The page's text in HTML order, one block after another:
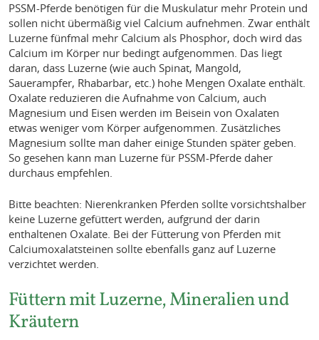
PSSM-Pferde benötigen für die Muskulatur mehr Protein und
sollen nicht übermäßig viel Calcium aufnehmen. Zwar enthält
Luzerne fünfmal mehr Calcium als Phosphor, doch wird das
Calcium im Körper nur bedingt aufgenommen. Das liegt
daran, dass Luzerne (wie auch Spinat, Mangold,
Sauerampfer, Rhabarbar, etc.) hohe Mengen Oxalate enthält.
Oxalate reduzieren die Aufnahme von Calcium, auch
Magnesium und Eisen werden im Beisein von Oxalaten
etwas weniger vom Körper aufgenommen. Zusätzliches
Magnesium sollte man daher einige Stunden später geben.
So gesehen kann man Luzerne für PSSM-Pferde daher
durchaus empfehlen.
Bitte beachten: Nierenkranken Pferden sollte vorsichtshalber
keine Luzerne gefüttert werden, aufgrund der darin
enthaltenen Oxalate. Bei der Fütterung von Pferden mit
Calciumoxalatsteinen sollte ebenfalls ganz auf Luzerne
verzichtet werden.
Füttern mit Luzerne, Mineralien und
Kräutern